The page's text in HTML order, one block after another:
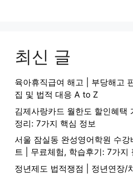
최신 글
육아휴직급여 해고 | 부당해고
집 및 법적 대응 A to Z
김제사랑카드 월한도 할인혜택
정리: 7가지 핵심 정보
서울 잠실동 완성영어학원 수
트 | 무료체험, 학습후기: 7가지
정년제도 법적쟁점 | 정년연장/